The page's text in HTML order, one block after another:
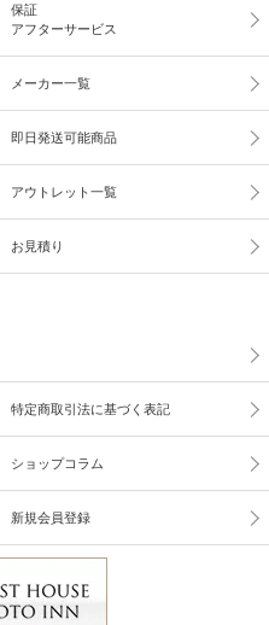
保証
アフターサービス
メーカー一覧
即日発送可能商品
アウトレット一覧
お見積り
特定商取引法に基づく表記
ショップコラム
新規会員登録